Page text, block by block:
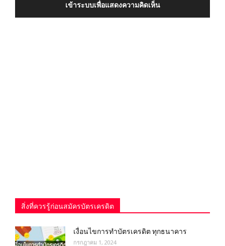
เข้าระบบเพื่อแสดงความคิดเห็น
สิ่งที่ควรรู้ก่อนสมัครบัตรเครดิต
เงื่อนไขการทําบัตรเครดิต ทุกธนาคาร
กรกฎาคม 1, 2024